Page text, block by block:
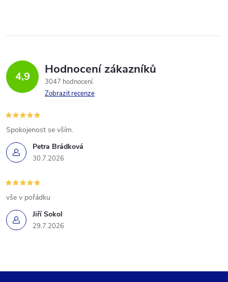
4,9 Hodnocení zákazníků
3047 hodnocení
Zobrazit recenze
Petra Brádková
30.7.2026
Spokojenost se vším.
Jiří Sokol
29.7.2026
vše v pořádku